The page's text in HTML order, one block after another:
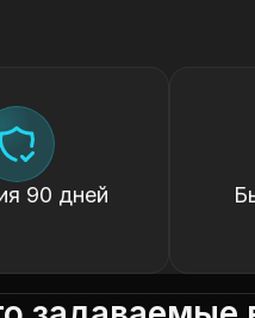
90 дней